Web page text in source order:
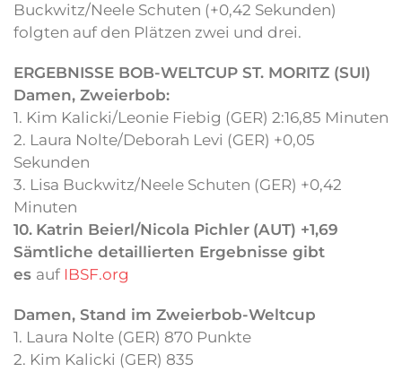
Buckwitz/Neele Schuten (+0,42 Sekunden)
folgten auf den Plätzen zwei und drei.
ERGEBNISSE BOB-WELTCUP ST. MORITZ (SUI)
Damen, Zweierbob:
1. Kim Kalicki/Leonie Fiebig (GER) 2:16,85 Minuten
2. Laura Nolte/Deborah Levi (GER) +0,05
Sekunden
3. Lisa Buckwitz/Neele Schuten (GER) +0,42
Minuten
10. Katrin Beierl/Nicola Pichler (AUT) +1,69
Sämtliche detaillierten Ergebnisse gibt
es auf IBSF.org
Damen, Stand im Zweierbob-Weltcup
1. Laura Nolte (GER) 870 Punkte
2. Kim Kalicki (GER) 835